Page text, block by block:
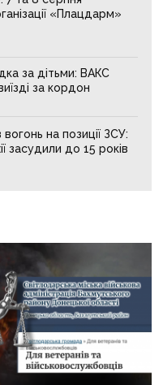
«Плацдарм»
за дітьми: ВАКС
за кордон
на позиції ЗСУ:
засудили до 15 років